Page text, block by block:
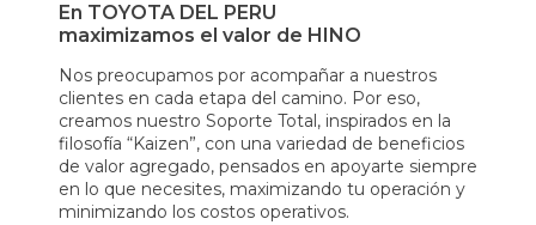
En TOYOTA DEL PERU
maximizamos el valor de HINO
Nos preocupamos por acompañar a nuestros
clientes en cada etapa del camino. Por eso,
creamos nuestro Soporte Total, inspirados en la
filosofía “Kaizen”, con una variedad de beneficios
de valor agregado, pensados en apoyarte siempre
en lo que necesites, maximizando tu operación y
minimizando los costos operativos.